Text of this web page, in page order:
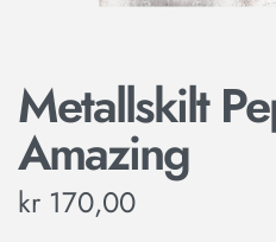
Metallskilt
Amazing
kr 170,00